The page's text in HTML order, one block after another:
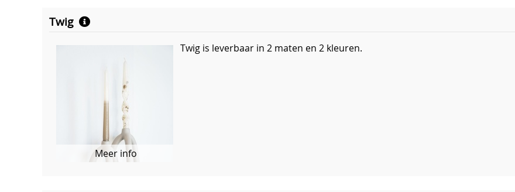
Twig
Meer info
Twig is leverbaar in 2 maten en 2 kleuren.